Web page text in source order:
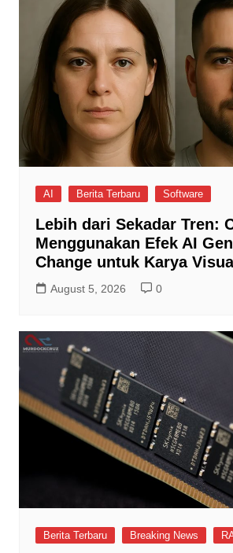
AI Berita Terbaru Software
Lebih dari Sekadar Tren:
Menggunakan Efek AI
Change untuk Karya
August 5, 2026 0
Berita Terbaru Breaking News